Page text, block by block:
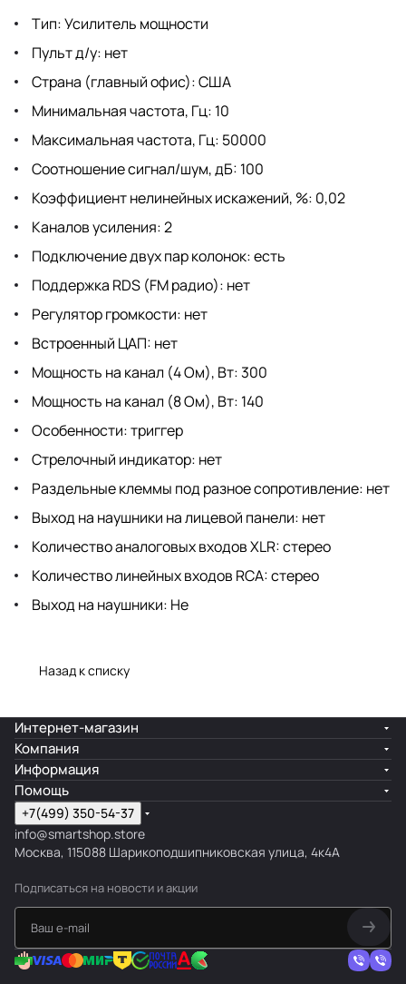
Тип: Усилитель мощности
Пульт д/у: нет
Страна (главный офис): США
Минимальная частота, Гц: 10
Максимальная частота, Гц: 50000
Соотношение сигнал/шум, дБ: 100
Коэффициент нелинейных искажений, %: 0,02
Каналов усиления: 2
Подключение двух пар колонок: есть
Поддержка RDS (FM радио): нет
Регулятор громкости: нет
Встроенный ЦАП: нет
Мощность на канал (4 Ом), Вт: 300
Мощность на канал (8 Ом), Вт: 140
Особенности: триггер
Стрелочный индикатор: нет
Раздельные клеммы под разное сопротивление: нет
Выход на наушники на лицевой панели: нет
Количество аналоговых входов XLR: стерео
Количество линейных входов RCA: стерео
Выход на наушники: Не
Назад к списку
Интернет-магазин
Компания
Информация
Помощь
+7(499) 350-54-37
info@smartshop.store
Москва, 115088 Шарикоподшипниковская улица, 4к4А
Подписаться на новости и акции